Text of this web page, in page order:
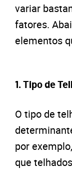
variar
fatores.
elementos
1. Tipo de
O tipo de
por
que